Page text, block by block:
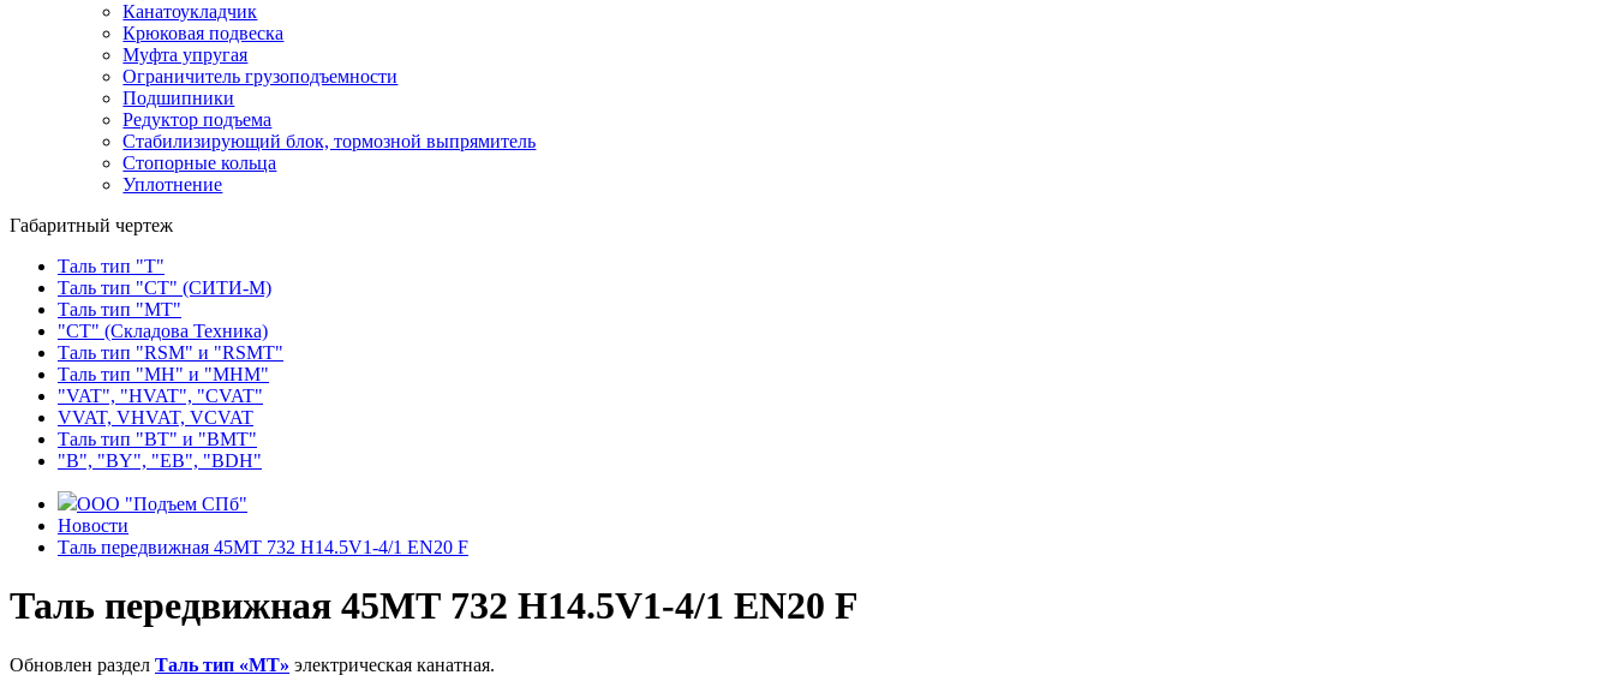
Канатоукладчик
Крюковая подвеска
Муфта упругая
Ограничитель грузоподъемности
Подшипники
Редуктор подъема
Стабилизирующий блок, тормозной выпрямитель
Стопорные кольца
Уплотнение
Габаритный чертеж
Таль тип "Т"
Таль тип "СТ" (СИТИ-М)
Таль тип "МТ"
"СТ" (Складова Техника)
Таль тип "RSМ" и "RSMT"
Таль тип "MH" и "МНМ"
"VAT", "HVAT", "CVAT"
VVAT, VHVAT, VCVAT
Таль тип "BT" и "BMT"
"В", "BY", "EВ", "BDH"
ООО "Подъем СПб"
Новости
Таль передвижная 45МТ 732 Н14.5V1-4/1 EN20 F
Таль передвижная 45МТ 732 Н14.5V1-4/1 EN20 F
Обновлен раздел Таль тип «MТ» электрическая канатная.